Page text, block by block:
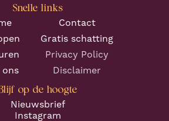
Snelle links
Contact
Gratis schatting
Privacy Policy
ons
Disclaimer
op de hoogte
Nieuwsbrief
Instagram